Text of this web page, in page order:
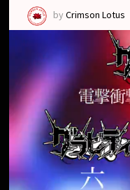
byCrimson Lotus